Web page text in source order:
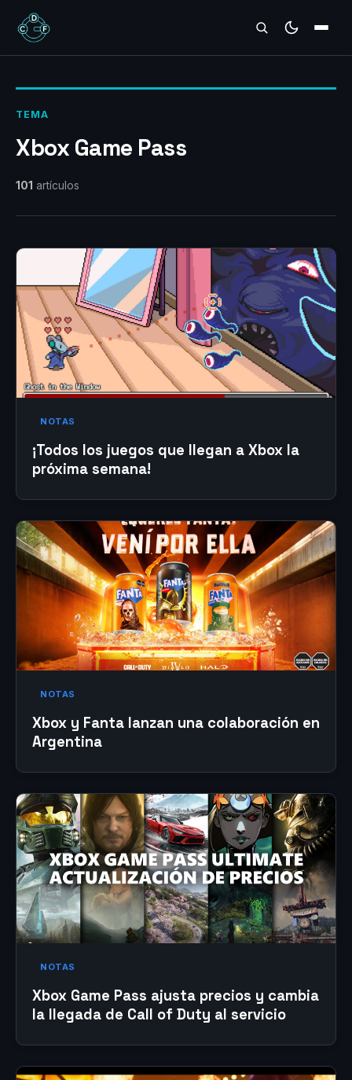
REVIEWS
TEMA
Xbox Game Pass
101 artículos
NOTAS
¡Todos los juegos que llegan a Xbox la
próxima semana!
NOTAS
Xbox y Fanta lanzan una colaboración en
Argentina
NOTAS
Xbox Game Pass ajusta precios y cambia
la llegada de Call of Duty al servicio